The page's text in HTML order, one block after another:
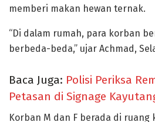
memberi makan hewan ternak.
“Di dalam rumah, para korban
berbeda-beda,” ujar Achmad,
Baca Juga: Polisi Periksa
Petasan di Signage
Korban M dan F berada di ruang